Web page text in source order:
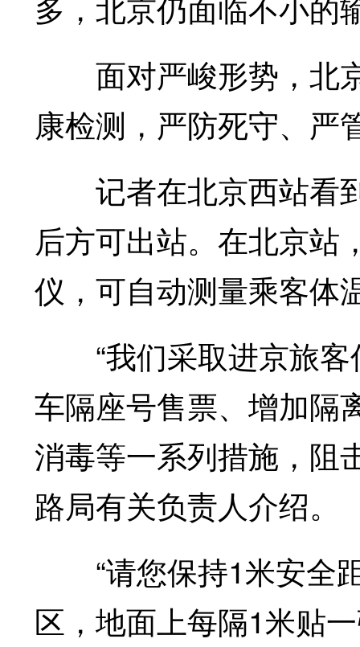
面对严峻形势，北京
康检测，严防死守、严
记者在北京西站看
后方可出站。在北京站
仪，可自动测量乘客体
“我们采取进京旅客
车隔座号售票、增加隔
消毒等一系列措施，阻
路局有关负责人介绍。
“请您保持1米安全
区，地面上每隔1米贴